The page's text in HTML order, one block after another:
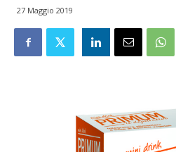
27 Maggio 2019